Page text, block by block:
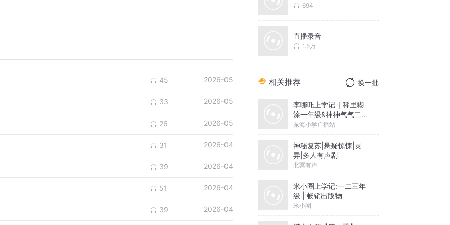
45 2026-05
33 2026-05
26 2026-05
31 2026-04
39 2026-04
51 2026-04
39 2026-04
694
直播录音
1.5万
相关推荐 换一批
李哪吒上学记｜稀里糊
涂一年级&神神气气二年
级
东海小学广播站
神秘复苏|悬疑惊悚|灵
异|多人有声剧
北冥有声
米小圈上学记:一二三年
级 | 畅销出版物
米小圈